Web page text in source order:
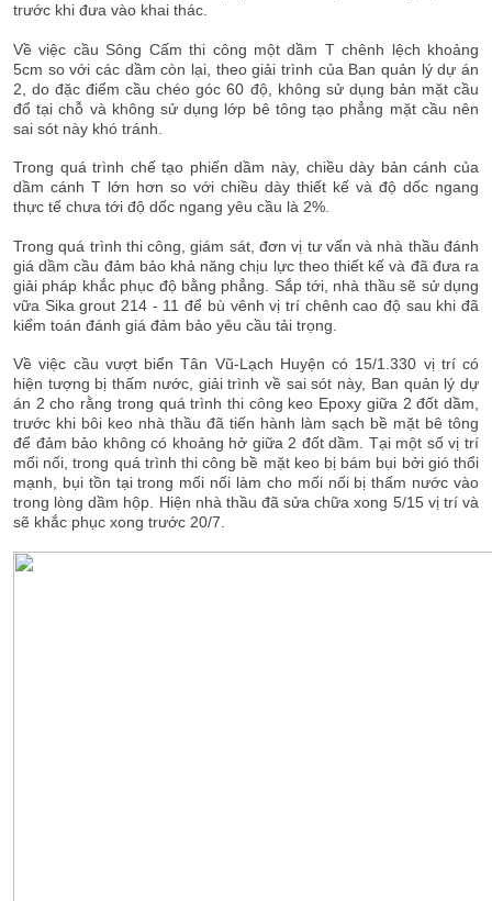
trước khi đưa vào khai thác.
Về việc cầu Sông Cấm thi công một dầm T chênh lệch khoảng
5cm so với các dầm còn lại, theo giải trình của Ban quản lý dự án
2, do đặc điểm cầu chéo góc 60 độ, không sử dụng bản mặt cầu
đổ tại chỗ và không sử dụng lớp bê tông tạo phẳng mặt cầu nên
sai sót này khó tránh.
Trong quá trình chế tạo phiến dầm này, chiều dày bản cánh của
dầm cánh T lớn hơn so với chiều dày thiết kế và độ dốc ngang
thực tế chưa tới độ dốc ngang yêu cầu là 2%.
Trong quá trình thi công, giám sát, đơn vị tư vấn và nhà thầu đánh
giá dầm cầu đảm bảo khả năng chịu lực theo thiết kế và đã đưa ra
giải pháp khắc phục độ bằng phẳng. Sắp tới, nhà thầu sẽ sử dụng
vữa Sika grout 214 - 11 để bù vênh vị trí chênh cao độ sau khi đã
kiểm toán đánh giá đảm bảo yêu cầu tải trọng.
Về việc cầu vượt biển Tân Vũ-Lạch Huyện có 15/1.330 vị trí có
hiện tượng bị thấm nước, giải trình về sai sót này, Ban quản lý dự
án 2 cho rằng trong quá trình thi công keo Epoxy giữa 2 đốt dầm,
trước khi bôi keo nhà thầu đã tiến hành làm sạch bề mặt bê tông
để đảm bảo không có khoảng hở giữa 2 đốt dầm. Tại một số vị trí
mối nối, trong quá trình thi công bề mặt keo bị bám bụi bởi gió thổi
mạnh, bụi tồn tại trong mối nối làm cho mối nối bị thấm nước vào
trong lòng dầm hộp. Hiện nhà thầu đã sửa chữa xong 5/15 vị trí và
sẽ khắc phục xong trước 20/7.